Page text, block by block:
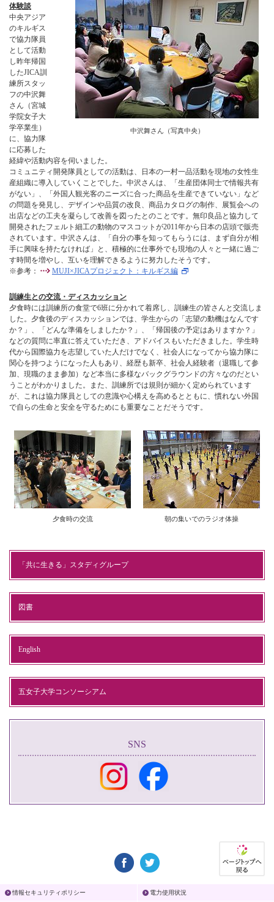
中沢舞さん（写真中央）
体験談
中央アジア
のキルギス
で協力隊員
として活動
し昨年帰国
したJICA訓
練所スタッ
フの中沢舞
さん（宮城
学院女子大
学卒業生）
に、協力隊
に応募した
経緯や活動内容を伺いました。
コミュニティ開発隊員としての活動は、日本の一村一品活動を現地の女性生
産組織に導入していくことでした。中沢さんは、「生産団体同士で情報共有
がない」、「外国人観光客のニーズに合った商品を生産できていない」など
の問題を発見し、デザインや品質の改良、商品カタログの制作、展覧会への
出店などの工夫を凝らして改善を図ったとのことです。無印良品と協力して
開発されたフェルト細工の動物のマスコットが2011年から日本の店頭で販売
されています。中沢さんは、「自分の事を知ってもらうには、まず自分が相
手に興味を持たなければ」と、積極的に仕事外でも現地の人々と一緒に過ご
す時間を増やし、互いを理解できるように努力したそうです。
※参考：
MUJI×JICAプロジェクト：キルギス編
訓練生との交流・ディスカッション
夕食時には訓練所の食堂で6班に分かれて着席し、訓練生の皆さんと交流しま
した。夕食後のディスカッションでは、学生からの「志望の動機はなんです
か？」、「どんな準備をしましたか？」、「帰国後の予定はありますか？」
などの質問に率直に答えていただき、アドバイスもいただきました。学生時
代から国際協力を志望していた人だけでなく、社会人になってから協力隊に
関心を持つようになった人もあり、経歴も新卒、社会人経験者（退職して参
加、現職のまま参加）など本当に多様なバックグラウンドの方々なのだとい
うことがわかりました。また、訓練所では規則が細かく定められています
が、これは協力隊員としての意識や心構えを高めるとともに、慣れない外国
で自らの生命と安全を守るためにも重要なことだそうです。
夕食時の交流 朝の集いでのラジオ体操
「共に生きる」スタディグループ
図書
English
五女子大学コンソーシアム
SNS
情報セキュリティポリシー 電力使用状況